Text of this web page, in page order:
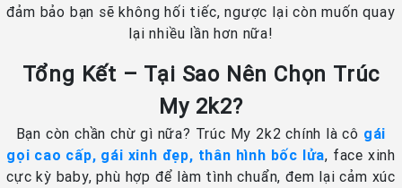
đảm bảo bạn sẽ không hối tiếc, ngược lại còn muốn quay
lại nhiều lần hơn nữa!
Tổng Kết – Tại Sao Nên Chọn Trúc
My 2k2?
Bạn còn chần chừ gì nữa? Trúc My 2k2 chính là cô gái
gọi cao cấp, gái xinh đẹp, thân hình bốc lửa, face xinh
cực kỳ baby, phù hợp để làm tình chuẩn, đem lại cảm xúc